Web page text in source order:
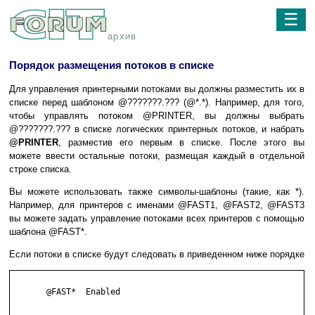
архив
☰
Порядок размещения потоков в списке
Для управления принтерными потоками вы должны разместить их в
списке перед шаблоном @???????.??? (@*.*). Например, для того,
чтобы управлять потоком @PRINTER, вы должны выбрать
@???????.??? в списке логических принтерных потоков, и набрать
@PRINTER, разместив его первым в списке. После этого вы
можете ввести остальные потоки, размещая каждый в отдельной
строке списка.
Вы можете использовать также символы-шаблоны (такие, как *).
Например, для принтеров с именами @FAST1, @FAST2, @FAST3
вы можете задать управление потоками всех принтеров с помощью
шаблона @FAST*.
Если потоки в списке будут следовать в приведенном ниже порядке
       @FAST*  Enabled